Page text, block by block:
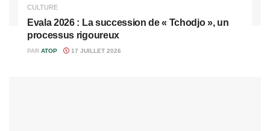
CULTURE
Evala 2026 : La succession de « Tchodjo », un
processus rigoureux
PAR ATOP 17 JUILLET 2026